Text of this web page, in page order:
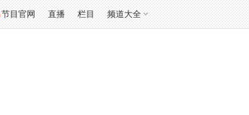
节目官网 直播 栏目 频道大全